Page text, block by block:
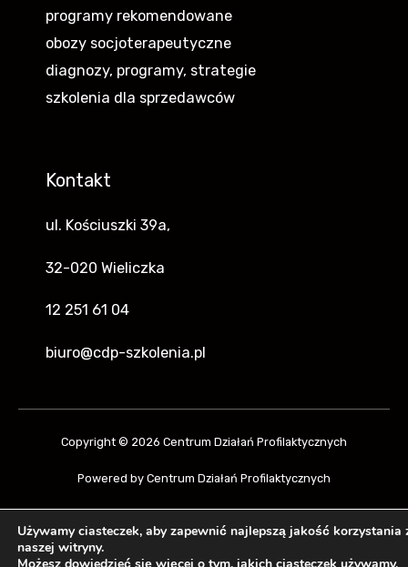
programy rekomendowane
obozy socjoterapeutyczne
diagnozy, programy, strategie
szkolenia dla sprzedawców
Kontakt
ul. Kościuszki 39a,
32-020 Wieliczka
12 251 61 04
biuro@cdp-szkolenia.pl
Copyright © 2026 Centrum Działań Profilaktycznych
Powered by Centrum Działań Profilaktycznych
Używamy ciasteczek, aby zapewnić najlepszą jakość korzystania
naszej witryny.